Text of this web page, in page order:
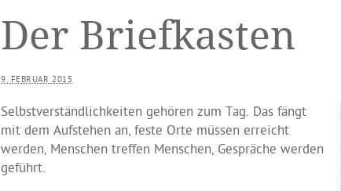
Der Briefkasten
9. FEBRUAR 2015
Selbstverständlichkeiten gehören zum Tag. Das fängt
mit dem Aufstehen an, feste Orte müssen erreicht
werden, Menschen treffen Menschen, Gespräche werden
geführt.